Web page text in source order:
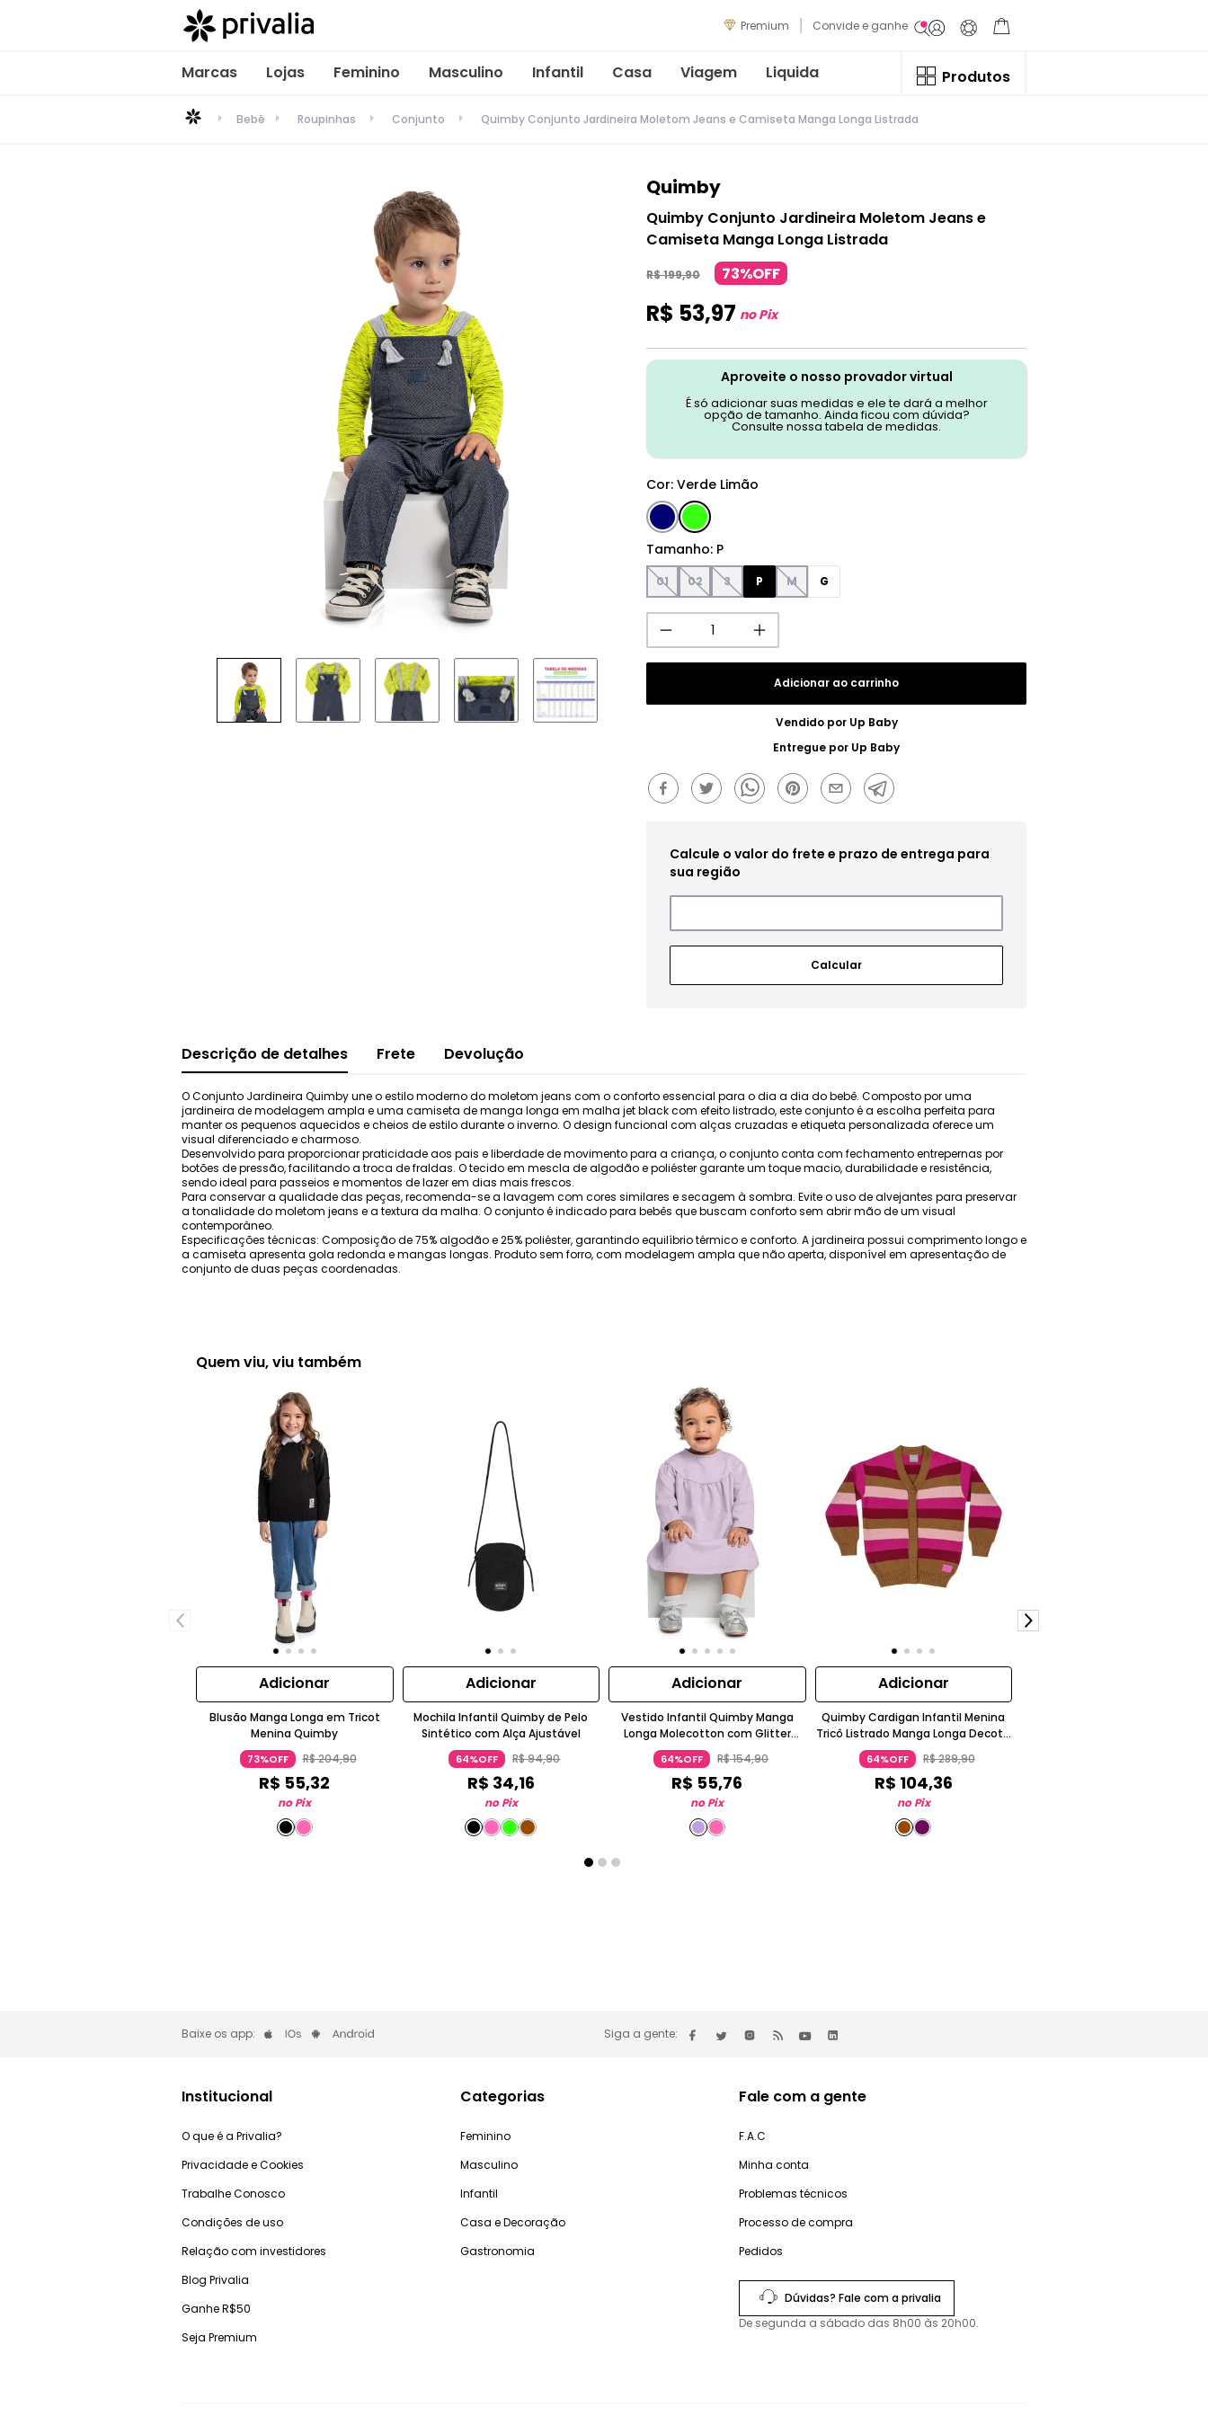
Premium Convide e ganhe
Marcas Lojas Feminino Masculino Infantil Casa Viagem Liquida Produtos
Bebê Roupinhas Conjunto Quimby Conjunto Jardineira Moletom Jeans e Camiseta Manga Longa Listrada
Quimby
Quimby Conjunto Jardineira Moletom Jeans e
Camiseta Manga Longa Listrada
R$199,90 73%OFF
R$ 53,97 no Pix
Aproveite o nosso provador virtual
É só adicionar suas medidas e ele te dará a melhor
opção de tamanho. Ainda ficou com dúvida?
Consulte nossa tabela de medidas.
Tamanho: P
01 02 3 P M G
Cor: Verde Limão
Adicionar ao carrinho
Vendido por Up Baby
Entregue por Up Baby
Descrição de detalhes Frete Devolução
O Conjunto Jardineira Quimby une o estilo moderno do moletom jeans com o conforto essencial para o dia a dia do bebê. Composto por uma
jardineira de modelagem ampla e uma camiseta de manga longa em malha jet black com efeito listrado, este conjunto é a escolha perfeita para
manter os pequenos aquecidos e cheios de estilo durante o inverno. O design funcional com alças cruzadas e etiqueta personalizada oferece um
visual diferenciado e charmoso.
Desenvolvido para proporcionar praticidade aos pais e liberdade de movimento para a criança, o conjunto conta com fechamento entrepernas por
botões de pressão, facilitando a troca de fraldas. O tecido em mescla de algodão e poliéster garante um toque macio, durabilidade e resistência,
sendo ideal para passeios e momentos de lazer em dias mais frescos.
Para conservar a qualidade das peças, recomenda-se a lavagem com cores similares e secagem à sombra. Evite o uso de alvejantes para preservar
a tonalidade do moletom jeans e a textura da malha. O conjunto é indicado para bebês que buscam conforto sem abrir mão de um visual
contemporâneo.
Especificações técnicas: Composição de 75% algodão e 25% poliéster, garantindo equilíbrio térmico e conforto. A jardineira possui comprimento longo e
a camiseta apresenta gola redonda e mangas longas. Produto sem forro, com modelagem ampla que não aperta, disponível em apresentação de
conjunto de duas peças coordenadas.
Quem viu, viu também
Adicionar
Blusão Manga Longa em Tricot
Menina Quimby
73%OFF R$204,90
R$ 55,32
no Pix
Adicionar
Mochila Infantil Quimby de Pelo
Sintético com Alça Ajustável
64%OFF R$94,90
R$ 34,16
no Pix
Adicionar
Vestido Infantil Quimby Manga
Longa Molecotton com Glitter
Outono Inverno
64%OFF R$154,90
R$ 55,76
no Pix
Adicionar
Quimby Cardigan Infantil Menina
Tricô Listrado Manga Longa Decote
V com Botões
64%OFF R$289,90
R$ 104,36
no Pix
Baixe os app: Siga a gente:
Institucional
O que é a Privalia?
Privacidade e Cookies
Trabalhe Conosco
Condições de uso
Relação com investidores
Blog Privalia
Ganhe R$50
Seja Premium
Categorias
Feminino
Masculino
Infantil
Casa e Decoração
Gastronomia
Fale com a gente
F.A.C
Minha conta
Problemas técnicos
Processo de compra
Pedidos
Dúvidas? Fale com a privalia
De segunda a sábado das 8h00 às 20h00.